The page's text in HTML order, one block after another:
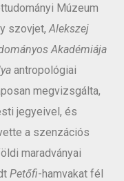
Múzeum
szovjet, Alekszej
Akadémiája
antropológiai
megvizsgálta,
jegyeivel, és
a szenzációs
maradványai
Petőfi-hamvakat fél